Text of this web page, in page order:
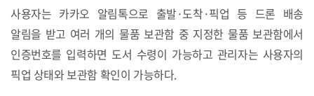
사용자는 카카오 알림톡으로 출발·도착·픽업 등 드론 배송
알림을 받고 여러 개의 물품 보관함 중 지정한 물품 보관함에서
인증번호를 입력하면 도서 수령이 가능하고 관리자는 사용자의
픽업 상태와 보관함 확인이 가능하다.